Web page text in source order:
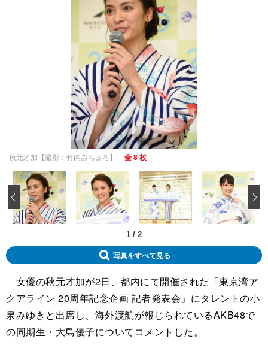
秋元才加【撮影：竹内みちまろ】 全 8 枚
1 / 2
‹
写真をすべて見る
女優の秋元才加が2日、都内にて開催された「東京湾ア
クアライン 20周年記念企画 記者発表会」にタレントの小
泉みゆきと出席し、海外渡航が報じられているAKB48で
の同期生・大島優子についてコメントした。